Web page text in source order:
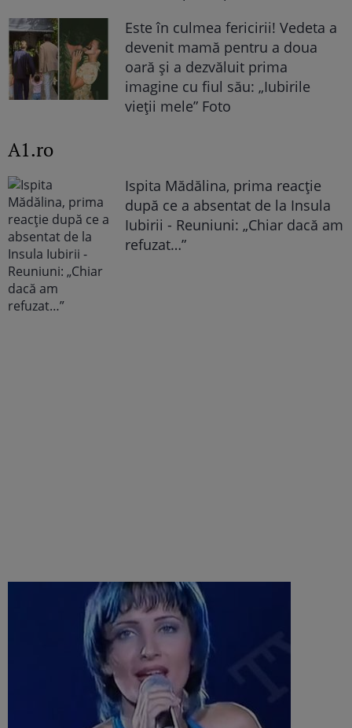
Este în culmea fericirii! Vedeta a
devenit mamă pentru a doua
oară și a dezvăluit prima
imagine cu fiul său: „Iubirile
vieții mele” Foto
A1.ro
Ispita Mădălina, prima reacție
după ce a absentat de la Insula
Iubirii - Reuniuni: „Chiar dacă am
refuzat…”